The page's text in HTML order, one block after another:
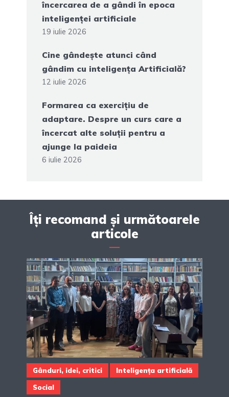
încercarea de a gândi în epoca
inteligenței artificiale
19 iulie 2026
Cine gândește atunci când
gândim cu inteligența Artificială?
12 iulie 2026
Formarea ca exercițiu de
adaptare. Despre un curs care a
încercat alte soluții pentru a
ajunge la paideia
6 iulie 2026
Îți recomand și următoarele
articole
Gânduri, idei, critici Inteligența artificială
Social